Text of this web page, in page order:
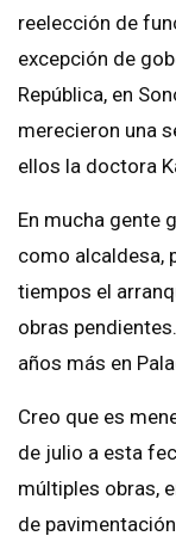
reelección de
excepción de
República, en
merecieron una
ellos la doctora
En mucha gente
como alcaldesa,
tiempos el
obras
años más en
Creo que es
de julio a esta
múltiples obras,
de